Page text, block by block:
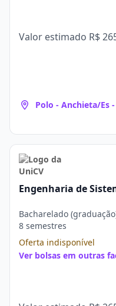
Valor estimado R$
Polo - Anchieta/Es
Engenharia de
Bacharelado
8 semestres
Oferta indisponível
Ver bolsas em outras